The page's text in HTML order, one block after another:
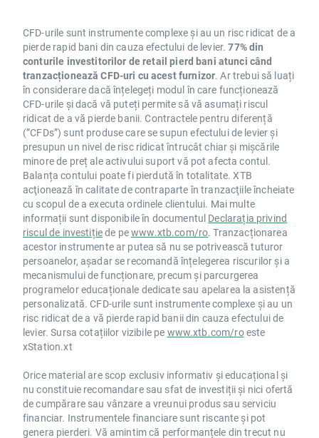
CFD-urile sunt instrumente complexe și au un risc ridicat de a
pierde rapid bani din cauza efectului de levier.77% din
conturile investitorilor de retail pierd bani atunci când
tranzacționează CFD-uri cu acest furnizor. Ar trebui să luați
în considerare dacă înțelegeți modul în care funcționează
CFD-urile și dacă vă puteți permite să vă asumați riscul
ridicat de a vă pierde banii. Contractele pentru diferență
(”CFDs”) sunt produse care se supun efectului de levier și
presupun un nivel de risc ridicat întrucât chiar și mișcările
minore de preț ale activului suport vă pot afecta contul.
Balanța contului poate fi pierdută în totalitate. XTB
acţionează în calitate de contraparte în tranzacţiile încheiate
cu scopul de a executa ordinele clientului. Mai multe
informații sunt disponibile în documentul Declarația privind
riscul de investițiede pewww.xtb.com/ro. Tranzacționarea
acestor instrumente ar putea să nu se potrivească tuturor
persoanelor, așadar se recomandă înțelegerea riscurilor și a
mecanismului de funcționare, precum și parcurgerea
programelor educaționale dedicate sau apelarea la asistență
personalizată. CFD-urile sunt instrumente complexe și au un
risc ridicat de a vă pierde rapid banii din cauza efectului de
levier. Sursa cotațiilor vizibile pe www.xtb.com/roeste
xStation.xt
Orice material are scop exclusiv informativ și educațional și
nu constituie recomandare sau sfat de investiții și nici ofertă
de cumpărare sau vânzare a vreunui produs sau serviciu
financiar. Instrumentele financiare sunt riscante și pot
genera pierderi. Vă amintim că performanțele din trecut nu